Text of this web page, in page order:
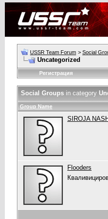
USSR Team Forum > Social
Uncategorized
Регистрация
Social Groups in category
Group Name
SIROJA
Flooders